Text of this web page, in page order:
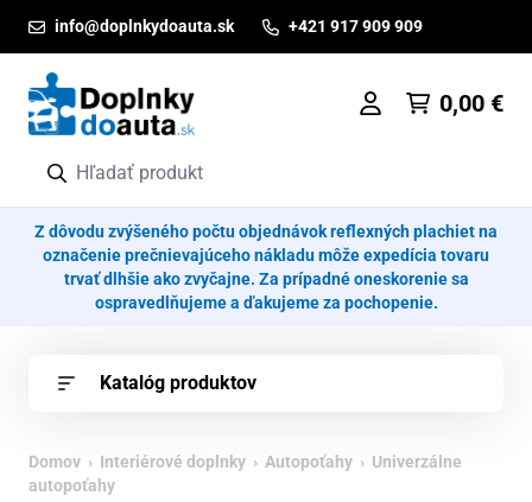
info@doplnkydoauta.sk +421 917 909 909
0,00 €
Z dôvodu zvýšeného počtu objednávok reflexných plachiet na
označenie prečnievajúceho nákladu môže expedícia tovaru
trvať dlhšie ako zvyčajne. Za prípadné oneskorenie sa
ospravedlňujeme a ďakujeme za pochopenie.
Katalóg produktov
Domov › Interiérové doplnky › Autopoťahy › Univerzálne
autopoťahy